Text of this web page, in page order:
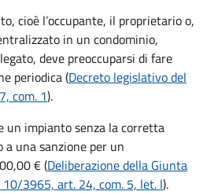
cioè l’occupante, il proprietario o,
in un condominio,
deve preoccuparsi di fare
periodica (Decreto legislativo del
com. 1).
un impianto senza la corretta
una sanzione per un
€ (Deliberazione della Giunta
3965, art. 24, com. 5, let. l).